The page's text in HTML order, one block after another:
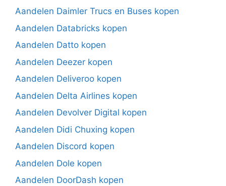
Aandelen Daimler Trucs en Buses kopen
Aandelen Databricks kopen
Aandelen Datto kopen
Aandelen Deezer kopen
Aandelen Deliveroo kopen
Aandelen Delta Airlines kopen
Aandelen Devolver Digital kopen
Aandelen Didi Chuxing kopen
Aandelen Discord kopen
Aandelen Dole kopen
Aandelen DoorDash kopen